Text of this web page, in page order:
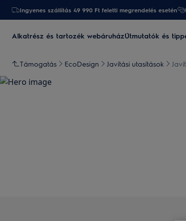
Ingyenes szállítás 49 990 Ft feletti megrendelés esetén
Alkatrész és tartozék webáruházÚtmutatók és
Támogatás EcoDesign Javítási utasítások